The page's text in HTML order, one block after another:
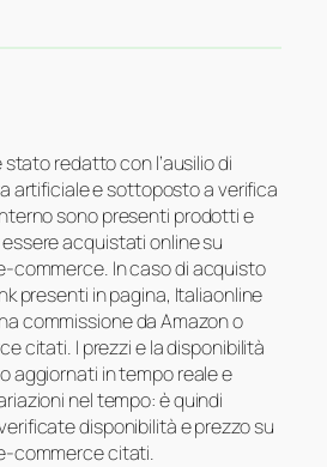
redatto con l’ausilio di
artificiale e sottoposto a verifica
sono presenti prodotti e
acquistati online su
commerce. In caso di acquisto
presenti in pagina, Italiaonline
commissione da Amazon o
citati. I prezzi e la disponibilità
aggiornati in tempo reale e
nel tempo: è quindi
disponibilità e prezzo su
commerce citati.